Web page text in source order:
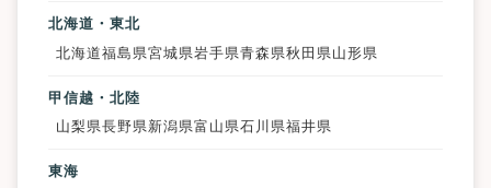
北海道・東北
北海道福島県宮城県岩手県青森県秋田県 山形県
甲信越・北陸
山梨県長野県新潟県富山県石川県福井県
東海